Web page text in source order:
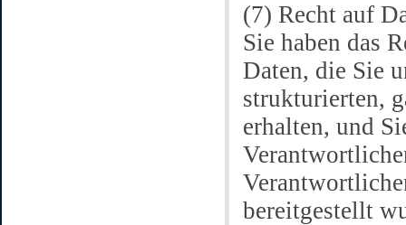
(7) Recht auf
Sie haben das
Daten, die Sie
strukturierten,
erhalten, und
bereitgestellt